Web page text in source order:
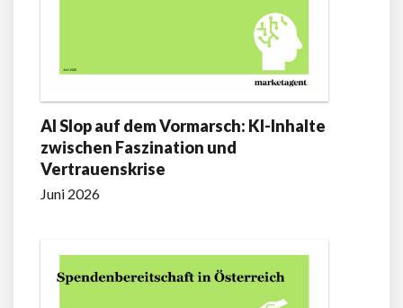
AI Slop auf dem Vormarsch: KI-Inhalte
zwischen Faszination und
Vertrauenskrise
Juni 2026